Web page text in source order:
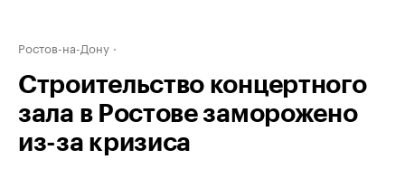
Ростов-на-Дону
Строительство концертного
зала в Ростове заморожено
из-за кризиса